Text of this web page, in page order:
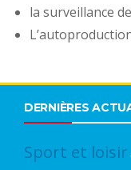
la surveillance
DERNIÈRES
Sport et loisir